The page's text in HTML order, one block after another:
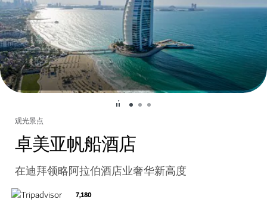
观光景点
卓美亚帆船酒店
在迪拜领略阿拉伯酒店业奢华新高度
7,180